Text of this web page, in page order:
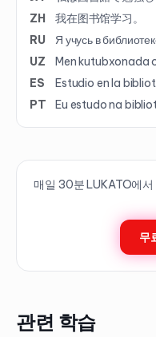
ZH
我在图书馆学习。
RU
Я учусь в
UZ
Men kutubxonada
ES
Estudio en la
PT
Eu estudo na
매일 30분 LUKATO에서
무
관련 학습